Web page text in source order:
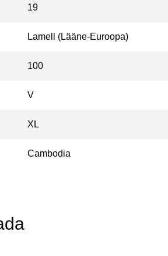
19
Lamell (Lääne-Euroopa)
100
V
XL
Cambodia